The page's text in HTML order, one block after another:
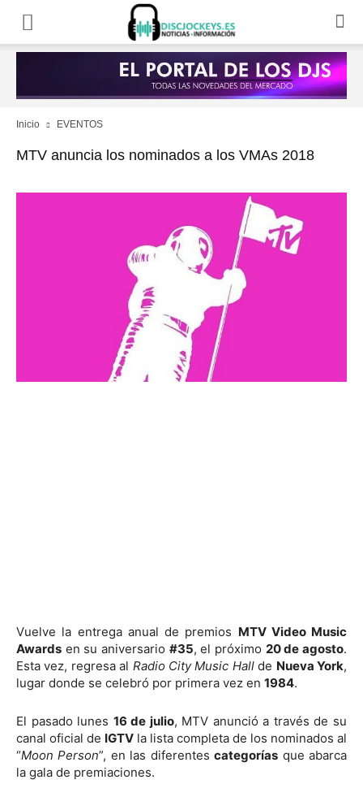
Inicio EVENTOS
MTV anuncia los nominados a los VMAs 2018
Vuelve la entrega anual de premios MTV Video Music
Awards en su aniversario #35, el próximo 20 de agosto.
Esta vez, regresa al Radio City Music Hallde Nueva York,
lugar donde se celebró por primera vez en 1984.
El pasado lunes 16 de julio, MTV anunció a través de su
canal oficial de IGTV la lista completa de los nominados al
“Moon Person”, en las diferentescategorías que abarca
la gala de premiaciones.